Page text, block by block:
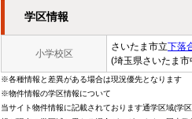
学区情報
小学校区
さいたま市立下落
(埼玉県さいたま市
※各種情報と差異がある場合は現況優先となります
※物件情報の学区情報について
当サイト物件情報に記載されております通学区域(学